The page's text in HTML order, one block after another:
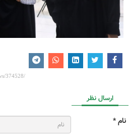
ارسال نظر
نام *